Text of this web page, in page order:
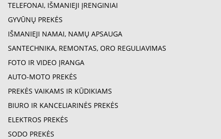
TELEFONAI, IŠMANIEJI ĮRENGINIAI
GYVŪNŲ PREKĖS
IŠMANIEJI NAMAI, NAMŲ APSAUGA
SANTECHNIKA, REMONTAS, ORO REGULIAVIMAS
FOTO IR VIDEO ĮRANGA
AUTO-MOTO PREKĖS
PREKĖS VAIKAMS IR KŪDIKIAMS
BIURO IR KANCELIARINĖS PREKĖS
ELEKTROS PREKĖS
SODO PREKĖS